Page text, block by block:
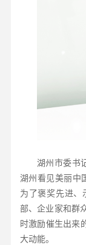
湖州市委书
湖州看见美丽中
为了褒奖先进、
部、企业家和群
时激励催生出来
大动能。